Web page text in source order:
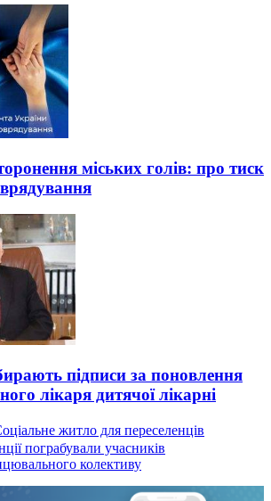
міських голів: про тиск
підписи за поновлення
лікаря дитячої лікарні
житло для переселенців
пограбували учасників
колективу